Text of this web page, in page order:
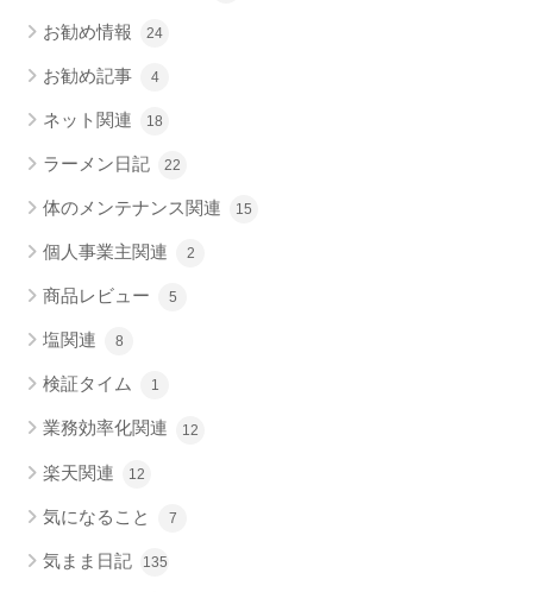
お勧め情報 24
お勧め記事 4
ネット関連 18
ラーメン日記 22
体のメンテナンス関連 15
個人事業主関連 2
商品レビュー 5
塩関連 8
検証タイム 1
業務効率化関連 12
楽天関連 12
気になること 7
気まま日記 135